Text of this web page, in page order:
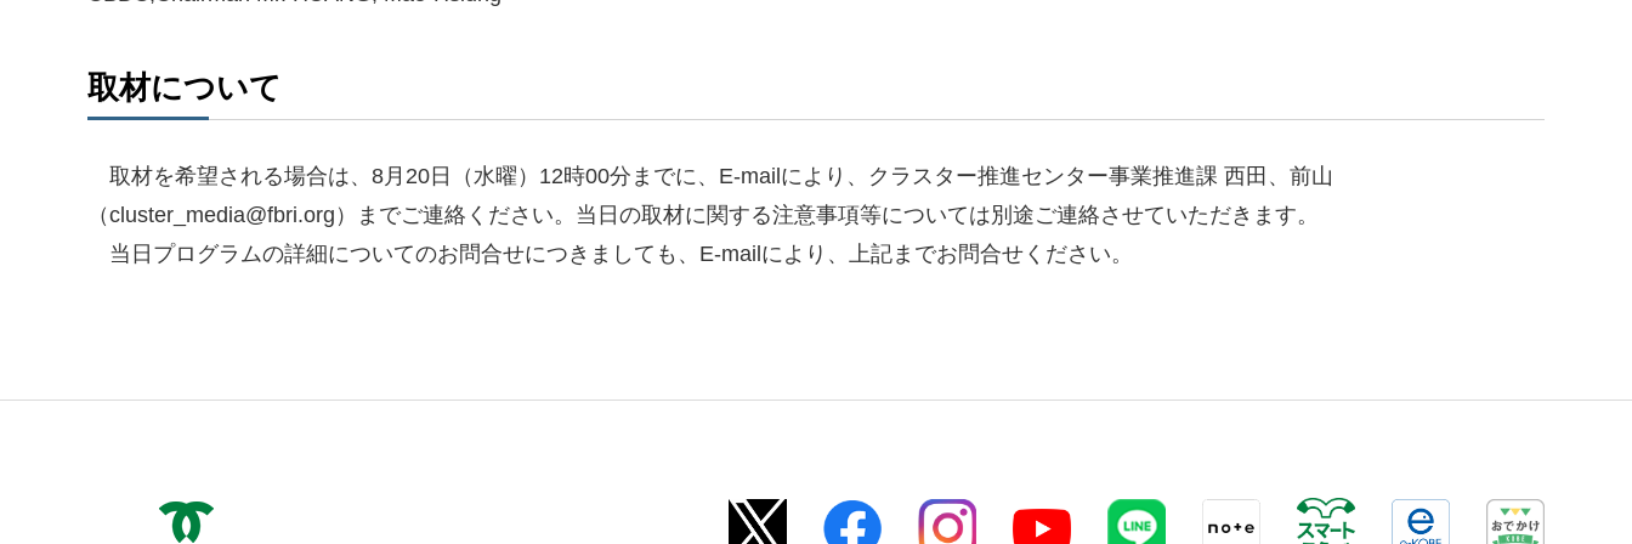
取材について
取材を希望される場合は、8月20日（水曜）12時00分までに、E-mailにより、クラスター推進センター事業推進課 西田、前山
（cluster_media@fbri.org）までご連絡ください。当日の取材に関する注意事項等については別途ご連絡させていただきます。
当日プログラムの詳細についてのお問合せにつきましても、E-mailにより、上記までお問合せください。
神戸市役所